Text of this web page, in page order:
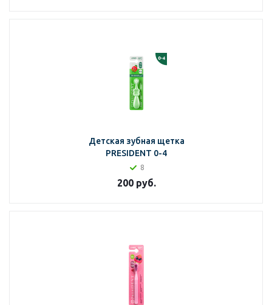
Детская зубная щетка
PRESIDENT 0-4
8
200руб.